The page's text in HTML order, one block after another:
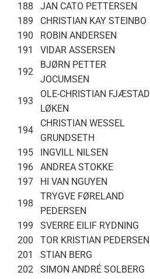
188
JAN CATO PETTERSEN
189
CHRISTIAN KAY STEINBO
190
ROBIN ANDERSEN
191
VIDAR ASSERSEN
192
BJØRN PETTER
JOCUMSEN
193
OLE-CHRISTIAN FJÆSTAD
LØKEN
194
CHRISTIAN WESSEL
GRUNDSETH
195
INGVILL NILSEN
196
ANDREA STOKKE
197
HI VAN NGUYEN
198
TRYGVE FØRELAND
PEDERSEN
199
SVERRE EILIF RYDNING
200
TOR KRISTIAN PEDERSEN
201
STIAN BERG
202
SIMON ANDRÉ SOLBERG